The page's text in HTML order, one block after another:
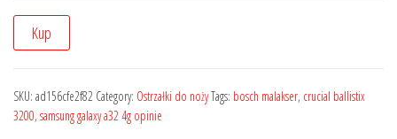
Kup
SKU: ad156cfe2f82 Category: Ostrzałki do nożyTags: bosch malakser, crucial ballistix
3200, samsung galaxy a32 4g opinie